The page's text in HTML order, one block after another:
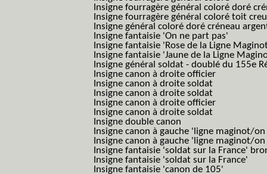
Insigne fourragère général coloré doré
Insigne fourragère général coloré toit
Insigne général coloré doré créneau
Insigne fantaisie 'On ne part pas'
Insigne fantaisie 'Rose de la Ligne
Insigne fantaisie 'Jaune de la Ligne
Insigne général soldat - doublé du 155e
Insigne canon à droite officier
Insigne canon à droite soldat
Insigne canon à droite soldat
Insigne canon à droite officier
Insigne canon à droite soldat
Insigne double canon
Insigne canon à gauche 'ligne maginot/
Insigne canon à gauche 'ligne maginot/
Insigne fantaisie 'soldat sur la France'
Insigne fantaisie 'soldat sur la France'
Insigne fantaisie 'canon de 105'